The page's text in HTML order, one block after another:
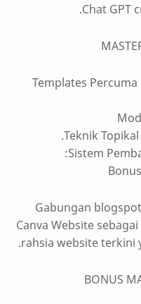
➡️ Templates
Gabungan
Canva Website
rahsia website terkini